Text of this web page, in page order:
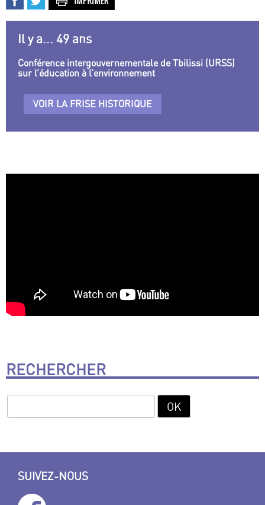
Il y a... 49 ans
Conférence intergouvernementale de Tbilissi (URSS)
sur l’éducation à l’environnement
VOIR LA FRISE HISTORIQUE
RECHERCHER
SUIVEZ-NOUS